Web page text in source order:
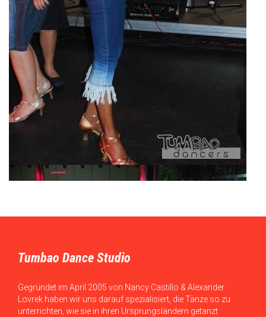
Tumbao Dance Studio
Gegründet im April 2005 von Nancy Castillo & Alexander
Lovrek haben wir uns darauf spezialisiert, die Tänze so zu
unterrichten, wie sie in ihren Ursprungsländern getanzt